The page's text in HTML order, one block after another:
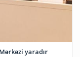
yaradır